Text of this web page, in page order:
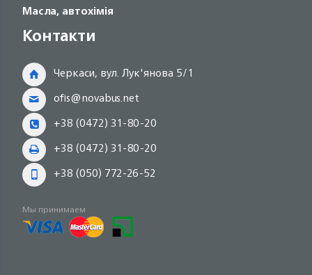
Масла, автохімія
Контакти
Черкаси, вул. Лук'янова 5/1
ofis@novabus.net
+38 (0472) 31-80-20
+38 (0472) 31-80-20
+38 (050) 772-26-52
Мы принимаем